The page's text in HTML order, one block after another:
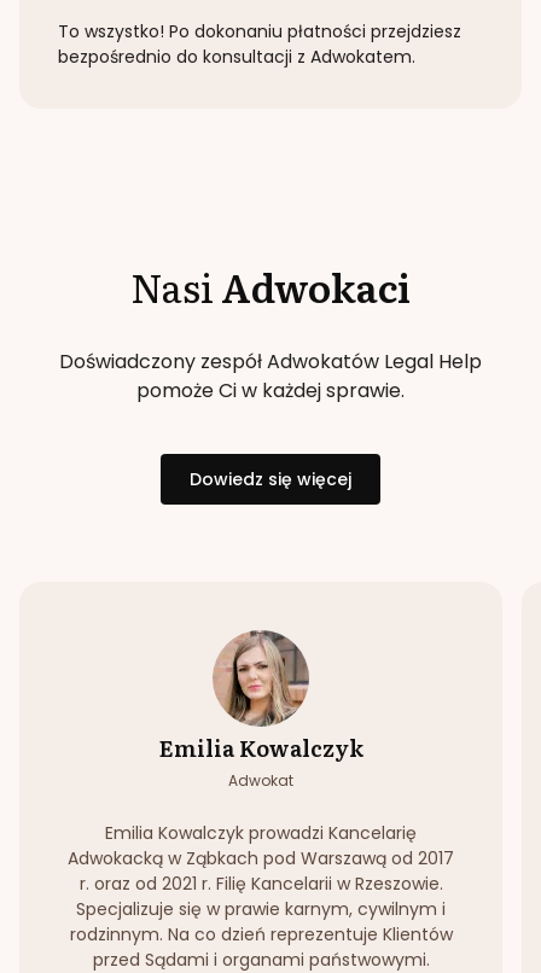
To wszystko! Po dokonaniu płatności przejdziesz
bezpośrednio do konsultacji z Adwokatem.
NasiAdwokaci
Doświadczony zespół Adwokatów Legal Help
pomoże Ci w każdej sprawie.
Dowiedz się więcej
Emilia Kowalczyk
Adwokat
Emilia Kowalczyk prowadzi Kancelarię
Adwokacką w Ząbkach pod Warszawą od 2017
r. oraz od 2021 r. Filię Kancelarii w Rzeszowie.
Specjalizuje się w prawie karnym, cywilnym i
rodzinnym. Na co dzień reprezentuje Klientów
przed Sądami i organami państwowymi.